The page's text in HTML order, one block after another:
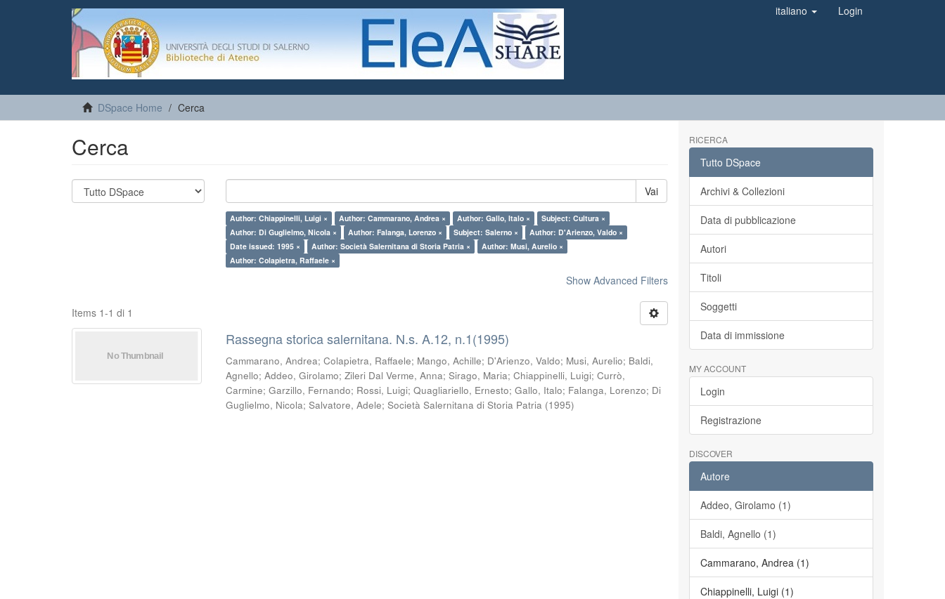
italiano Login
DSpace Home Cerca
Cerca
Vai
Author: Chiappinelli, Luigi × Author: Cammarano, Andrea × Author: Gallo, Italo ×
Subject: Cultura ×
Author: Di Guglielmo, Nicola ×
Author: Falanga, Lorenzo × Subject: Salerno ×
Author: D'Arienzo, Valdo ×
Date issued: 1995 ×
Author: Società Salernitana di Storia Patria ×
Author: Musi, Aurelio ×
Author: Colapietra, Raffaele ×
Show Advanced Filters
Items 1-1 di 1
Rassegna storica salernitana. N.s. A.12, n.1(1995)
Cammarano, Andrea;Colapietra, Raffaele; Mango, Achille; D'Arienzo, Valdo; Musi, Aurelio; Baldi,
Agnello;Addeo, Girolamo;Zileri Dal Verme, Anna;Sirago, Maria;Chiappinelli, Luigi;Currò,
Carmine;Garzillo, Fernando; Rossi, Luigi;Quagliariello, Ernesto;Gallo, Italo; Falanga, Lorenzo; Di
Guglielmo, Nicola;Salvatore, Adele;Società Salernitana di Storia Patria (1995)
RICERCA
Tutto DSpace
Archivi & Collezioni
Data di pubblicazione
Autori
Titoli
Soggetti
Data di immissione
MY ACCOUNT
Login
Registrazione
DISCOVER
Autore
Addeo, Girolamo (1)
Baldi, Agnello (1)
Cammarano, Andrea (1)
Chiappinelli, Luigi (1)